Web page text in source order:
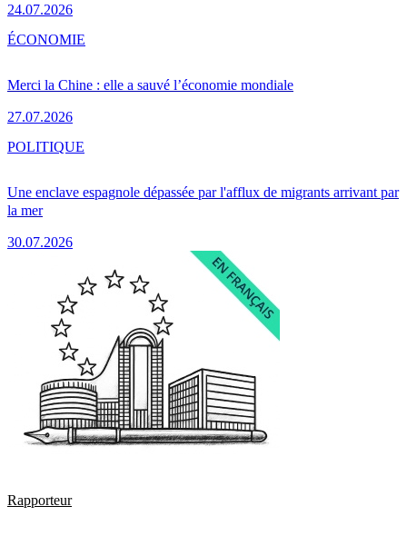
24.07.2026
Merci la Chine : elle a sauvé l’économie mondiale
27.07.2026
ÉCONOMIE
Une enclave espagnole dépassée par l'afflux de migrants arrivant par
la mer
30.07.2026
POLITIQUE
Rapporteur